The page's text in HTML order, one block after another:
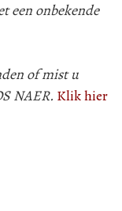
een onbekende
of mist u
NAER. Klik hier